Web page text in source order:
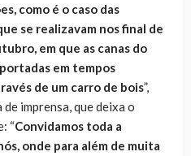
como é o caso das
se realizavam nos final de
em que as canas do
em tempos
de um carro de bois”,
imprensa, que deixa o
“Convidamos toda a
onde para além de muita